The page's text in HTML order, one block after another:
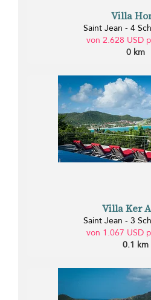
Villa
Saint Jean - 4
von 2.628 USD
0 km
Villa Ker
Saint Jean - 3
von 1.067 USD
0.1 km